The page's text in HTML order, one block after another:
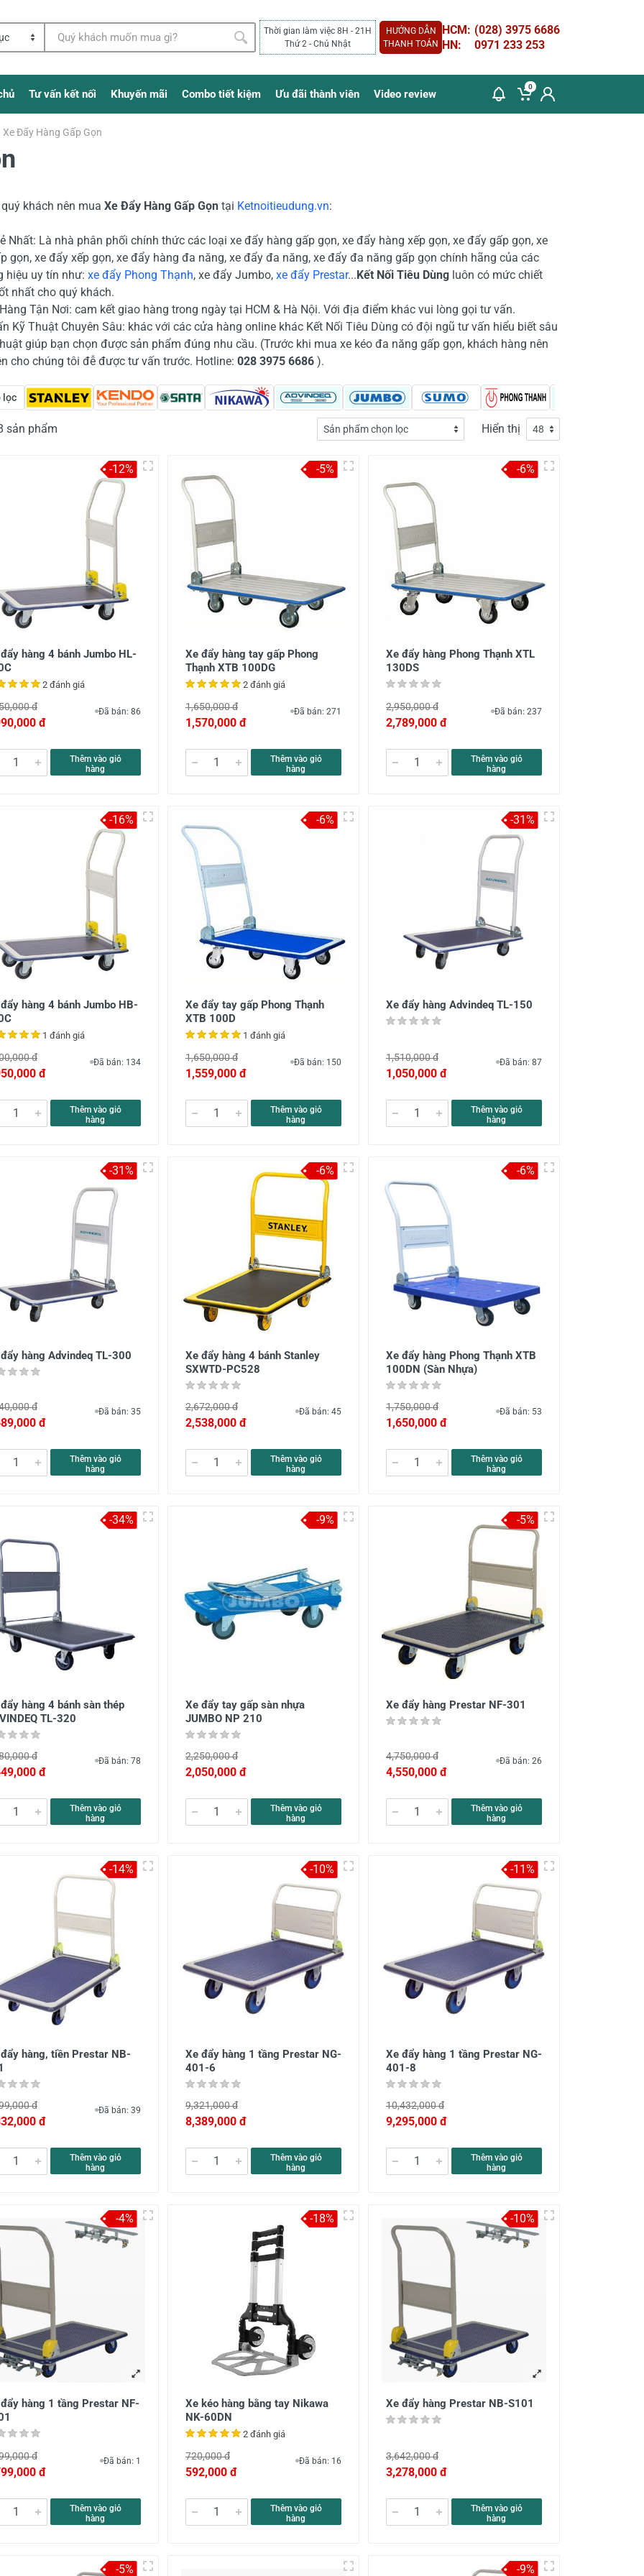
Thời gian làm việc 8H - 21H
Thứ 2 - Chủ Nhật
HƯỚNG DẪN
THANH TOÁN
HCM: (028) 3975 6686
HN:
0971 233 253
Tư vấn kết nối Khuyến mãi Combo tiết kiệm Ưu đãi thành viên Video review
0
Xe Đẩy Hàng Gấp Gọn
khách nên mua Xe Đẩy Hàng Gấp Gọn tại Ketnoitieudung.vn:
Nhất: Là nhà phân phối chính thức các loại xe đẩy hàng gấp gọn, xe đẩy hàng xếp gọn, xe đẩy gấp gọn, xe
gọn, xe đẩy xếp gọn, xe đẩy hàng đa năng, xe đẩy đa năng, xe đẩy đa năng gấp gọn chính hãng của các
hiệu uy tín như: xe đẩy Phong Thạnh, xe đẩy Jumbo, xe đẩy Prestar...Kết Nối Tiêu Dùng luôn có mức chiết
nhất cho quý khách.
Tận Nơi: cam kết giao hàng trong ngày tại HCM & Hà Nội. Với địa điểm khác vui lòng gọi tư vấn.
Kỹ Thuật Chuyên Sâu: khác với các cửa hàng online khác Kết Nối Tiêu Dùng có đội ngũ tư vấn hiểu biết sâu
giúp bạn chọn được sản phẩm đúng nhu cầu. (Trước khi mua xe kéo đa năng gấp gọn, khách hàng nên
cho chúng tôi đễ được tư vấn trước. Hotline: 028 3975 6686 ).
lọc
sản phẩm Hiển thị
hàng 4 bánh Jumbo HL-
2 đánh giá
đ
đ
Đã bán: 86
Thêm vào giỏ
hàng
-12%
Xe đẩy hàng tay gấp Phong
Thạnh XTB 100DG
2 đánh giá
1,650,000 đ
1,570,000 đ
Đã bán: 271
Thêm vào giỏ
hàng
-5%
Xe đẩy hàng Phong Thạnh XTL
130DS
2,950,000 đ
2,789,000 đ
Đã bán: 237
Thêm vào giỏ
hàng
-6%
hàng 4 bánh Jumbo HB-
1 đánh giá
đ
đ
Đã bán: 134
Thêm vào giỏ
hàng
-16%
Xe đẩy tay gấp Phong Thạnh
XTB 100D
1 đánh giá
1,650,000 đ
1,559,000 đ
Đã bán: 150
Thêm vào giỏ
hàng
-6%
Xe đẩy hàng Advindeq TL-150
1,510,000 đ
1,050,000 đ
Đã bán: 87
Thêm vào giỏ
hàng
-31%
hàng Advindeq TL-300
đ
đ
Đã bán: 35
Thêm vào giỏ
hàng
-31%
Xe đẩy hàng 4 bánh Stanley
SXWTD-PC528
2,672,000 đ
2,538,000 đ
Đã bán: 45
Thêm vào giỏ
hàng
-6%
Xe đẩy hàng Phong Thạnh XTB
100DN (Sàn Nhựa)
1,750,000 đ
1,650,000 đ
Đã bán: 53
Thêm vào giỏ
hàng
-6%
hàng 4 bánh sàn thép
TL-320
đ
đ
Đã bán: 78
Thêm vào giỏ
hàng
-34%
Xe đẩy tay gấp sàn nhựa
JUMBO NP 210
2,250,000 đ
2,050,000 đ
Thêm vào giỏ
hàng
-9%
Xe đẩy hàng Prestar NF-301
4,750,000 đ
4,550,000 đ
Đã bán: 26
Thêm vào giỏ
hàng
-5%
hàng, tiền Prestar NB-
đ
đ
Đã bán: 39
Thêm vào giỏ
hàng
-14%
Xe đẩy hàng 1 tầng Prestar NG-
401-6
9,321,000 đ
8,389,000 đ
Thêm vào giỏ
hàng
-10%
Xe đẩy hàng 1 tầng Prestar NG-
401-8
10,432,000 đ
9,295,000 đ
Thêm vào giỏ
hàng
-11%
hàng 1 tầng Prestar NF-
đ
đ
Đã bán: 1
Thêm vào giỏ
hàng
-4%
Xe kéo hàng bằng tay Nikawa
NK-60DN
2 đánh giá
720,000 đ
592,000 đ
Đã bán: 16
Thêm vào giỏ
hàng
-18%
Xe đẩy hàng Prestar NB-S101
3,642,000 đ
3,278,000 đ
Thêm vào giỏ
hàng
-10%
-5% -9%